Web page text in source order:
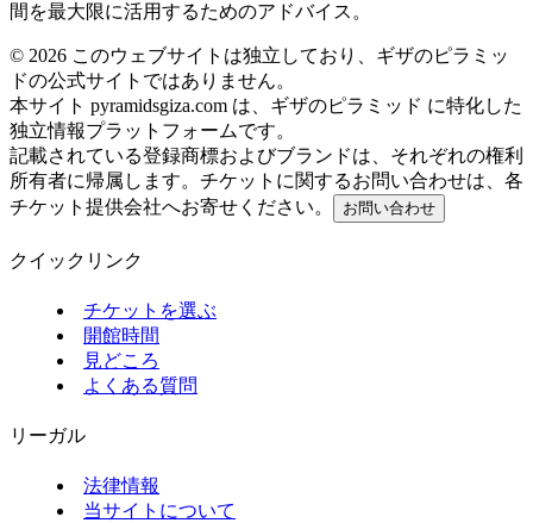
間を最大限に活用するためのアドバイス。
© 2026 このウェブサイトは独立しており、ギザのピラミッ
ドの公式サイトではありません。
本サイト pyramidsgiza.com は、ギザのピラミッド に特化した
独立情報プラットフォームです。
記載されている登録商標およびブランドは、それぞれの権利
所有者に帰属します。チケットに関するお問い合わせは、各
チケット提供会社へお寄せください。
お問い合わせ
クイックリンク
チケットを選ぶ
開館時間
見どころ
よくある質問
リーガル
法律情報
当サイトについて